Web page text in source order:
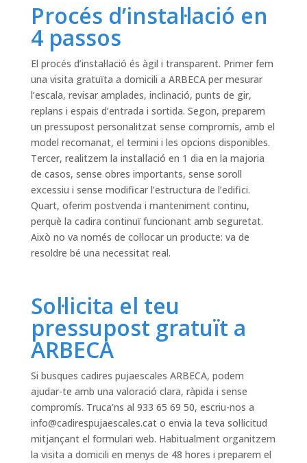
Procés d’instal·lació en
4 passos
El procés d’instal·lació és àgil i transparent. Primer fem
una visita gratuïta a domicili a ARBECA per mesurar
l’escala, revisar amplades, inclinació, punts de gir,
replans i espais d’entrada i sortida. Segon, preparem
un pressupost personalitzat sense compromís, amb el
model recomanat, el termini i les opcions disponibles.
Tercer, realitzem la instal·lació en 1 dia en la majoria
de casos, sense obres importants, sense soroll
excessiu i sense modificar l’estructura de l’edifici.
Quart, oferim postvenda i manteniment continu,
perquè la cadira continuï funcionant amb seguretat.
Això no va només de col·locar un producte: va de
resoldre bé una necessitat real.
Sol·licita el teu
pressupost gratuït a
ARBECA
Si busques cadires pujaescales ARBECA, podem
ajudar-te amb una valoració clara, ràpida i sense
compromís. Truca’ns al 933 65 69 50, escriu-nos a
info@cadirespujaescales.cato envia la teva sol·licitud
mitjançant el formulari web. Habitualment organitzem
la visita a domicili en menys de 48 hores i preparem el